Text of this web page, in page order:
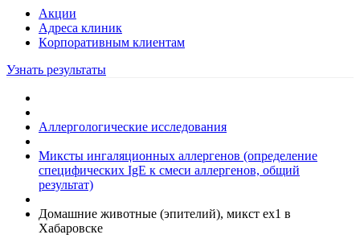
Акции
Адреса клиник
Кoрпоративным клиентам
Узнать результаты
Аллергологические исследования
Миксты ингаляционных аллергенов (определение
специфических IgE к смеси аллергенов, общий
результат)
Домашние животные (эпителий), микст ex1 в
Хабаровске